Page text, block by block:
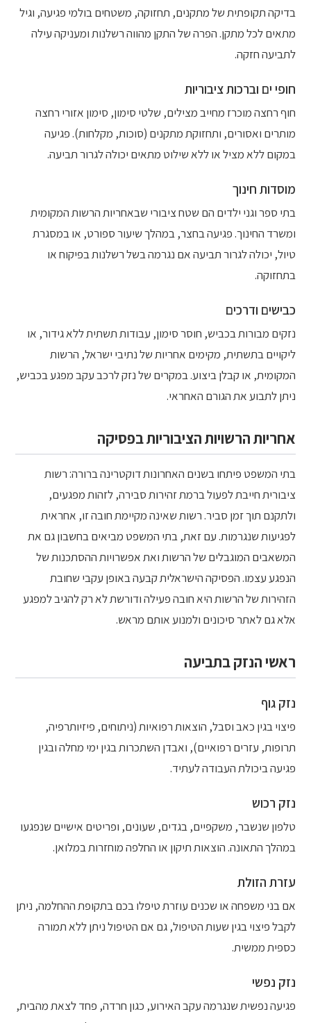
בדיקה תקופתית של מתקנים, תחזוקה, משטחים בולמי פגיעה, וגיל
מתאים לכל מתקן. הפרה של התקן מהווה רשלנות ומעניקה עילה
לתביעה חזקה.
חופי ים וברכות ציבוריות
חוף רחצה מוכרז מחייב מצילים, שלטי סימון, סימון אזורי רחצה
מותרים ואסורים, ותחזוקת מתקנים (סוכות, מקלחות). פגיעה
במקום ללא מציל או ללא שילוט מתאים יכולה לגרור תביעה.
מוסדות חינוך
בתי ספר וגני ילדים הם שטח ציבורי שבאחריות הרשות המקומית
ומשרד החינוך. פגיעה בחצר, במהלך שיעור ספורט, או במסגרת
טיול, יכולה לגרור תביעה אם נגרמה בשל רשלנות בפיקוח או
בתחזוקה.
כבישים ודרכים
נזקים מבורות בכביש, חוסר סימון, עבודות תשתית ללא גידור, או
ליקויים בתשתית, מקימים אחריות של נתיבי ישראל, הרשות
המקומית, או קבלן ביצוע. במקרים של נזק לרכב עקב מפגע בכביש,
ניתן לתבוע את הגורם האחראי.
אחריות הרשויות הציבוריות בפסיקה
בתי המשפט פיתחו בשנים האחרונות דוקטרינה ברורה: רשות
ציבורית חייבת לפעול ברמת זהירות סבירה, לזהות מפגעים,
ולתקנם תוך זמן סביר. רשות שאינה מקיימת חובה זו, אחראית
לפגיעות שנגרמות. עם זאת, בתי המשפט מביאים בחשבון גם את
המשאבים המוגבלים של הרשות ואת אפשרויות ההסתכנות של
הנפגע עצמו. הפסיקה הישראלית קבעה באופן עקבי שחובת
הזהירות של הרשות היא חובה פעילה ודורשת לא רק להגיב למפגע
אלא גם לאתר סיכונים ולמנוע אותם מראש.
ראשי הנזק בתביעה
נזק גוף
פיצוי בגין כאב וסבל, הוצאות רפואיות (ניתוחים, פיזיותרפיה,
תרופות, עזרים רפואיים), ואבדן השתכרות בגין ימי מחלה ובגין
פגיעה ביכולת העבודה לעתיד.
נזק רכוש
טלפון שנשבר, משקפיים, בגדים, שעונים, ופריטים אישיים שנפגעו
במהלך התאונה. הוצאות תיקון או החלפה מוחזרות במלואן.
עזרת הזולת
אם בני משפחה או שכנים עוזרת טיפלו בכם בתקופת ההחלמה, ניתן
לקבל פיצוי בגין שעות הטיפול, גם אם הטיפול ניתן ללא תמורה
כספית ממשית.
נזק נפשי
פגיעה נפשית שנגרמה עקב האירוע, כגון חרדה, פחד לצאת מהבית,